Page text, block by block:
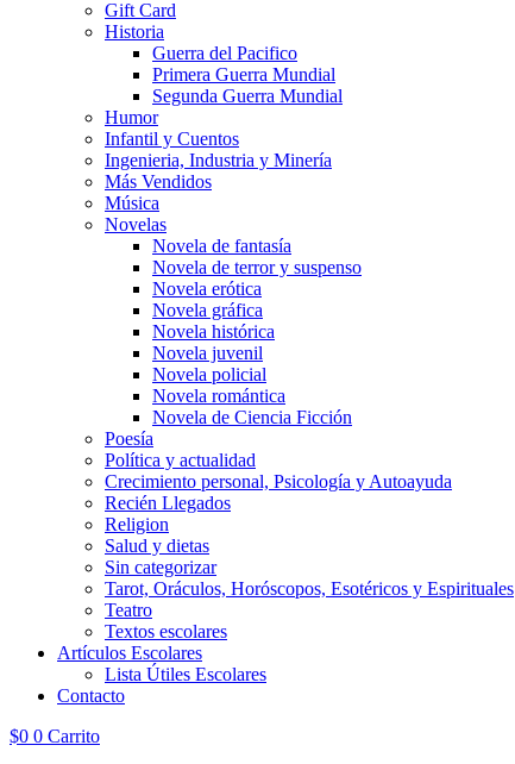
Gift Card
Historia
Guerra del Pacifico
Primera Guerra Mundial
Segunda Guerra Mundial
Humor
Infantil y Cuentos
Ingenieria, Industria y Minería
Más Vendidos
Música
Novelas
Novela de fantasía
Novela de terror y suspenso
Novela erótica
Novela gráfica
Novela histórica
Novela juvenil
Novela policial
Novela romántica
Novela de Ciencia Ficción
Poesía
Política y actualidad
Crecimiento personal, Psicología y Autoayuda
Recién Llegados
Religion
Salud y dietas
Sin categorizar
Tarot, Oráculos, Horóscopos, Esotéricos y Espirituales
Teatro
Textos escolares
Artículos Escolares
Lista Útiles Escolares
Contacto
$0 0 Carrito